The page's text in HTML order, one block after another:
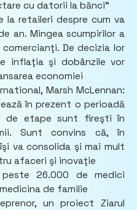
cu datorii la bănci“
la retaileri despre cum va
an. Mingea scumpirilor a
De decizia lor
inflaţia şi dobânzile vor
economiei
Marsh McLennan:
în prezent o perioadă
de etape sunt fireşti în
Sunt convins că, în
va consolida şi mai mult
afaceri şi inovaţie
26.000 de medici
de familie
un proiect Ziarul